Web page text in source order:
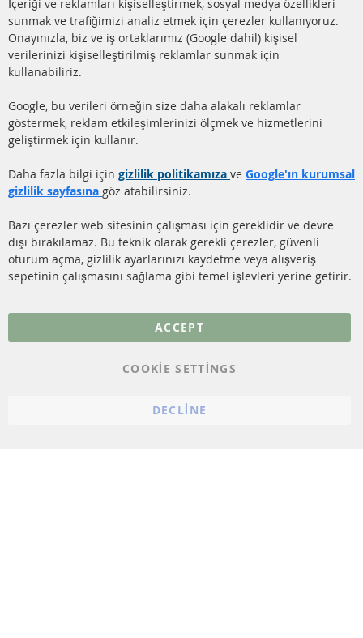
info@contra-automotive.de
facebook
instagram
HIZLI LİNKLER
(DPF)
DİZEL PARTİKÜL FİLTRESİ
KATALİZÖR (KAT)
SSS
MÜŞTERİ
Hakkımızda
Gönderim ücreti
Daha fazla link
Veri koruma
Genel Çalışma Koşulları
İçeriği ve reklamları kişiselleştirmek, sosyal medya özellikleri
sunmak ve trafiğimizi analiz etmek için çerezler kullanıyoruz.
Onayınızla, biz ve iş ortaklarımız (Google dahil) kişisel
verilerinizi kişiselleştirilmiş reklamlar sunmak için
kullanabiliriz.
Google, bu verileri örneğin size daha alakalı reklamlar
göstermek, reklam etkileşimlerinizi ölçmek ve hizmetlerini
geliştirmek için kullanır.
Daha fazla bilgi için gizlilik politikamıza ve Google'ın kurumsal
gizlilik sayfasına göz atabilirsiniz.
Bazı çerezler web sitesinin çalışması için gereklidir ve devre
dışı bırakılamaz. Bu teknik olarak gerekli çerezler, güvenli
oturum açma, gizlilik ayarlarınızı kaydetme veya alışveriş
sepetinin çalışmasını sağlama gibi temel işlevleri yerine getirir.
ACCEPT
COOKIE SETTINGS
DECLINE